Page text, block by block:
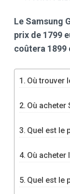
Le Samsung
prix de 1799
coûtera 1899
Où trouver
Où acheter
Quel est le
Où acheter
Quel est le